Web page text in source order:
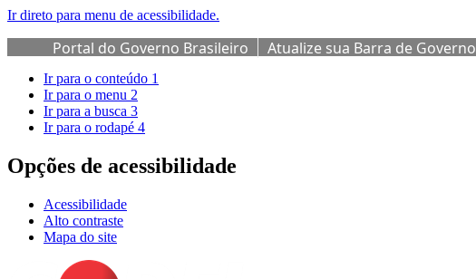
Ir direto para menu de acessibilidade.
Portal do Governo Brasileiro Atualize sua Barra de Governo
Ir para o conteúdo 1
Ir para o menu 2
Ir para a busca 3
Ir para o rodapé 4
Opções de acessibilidade
Acessibilidade
Alto contraste
Mapa do site